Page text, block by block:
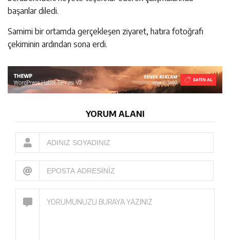
başarılar diledi.
Samimi bir ortamda gerçekleşen ziyaret, hatıra fotoğrafı
çekiminin ardından sona erdi.
YORUM ALANI